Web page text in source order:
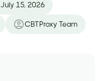
July 15, 2026
CBTProxy Team